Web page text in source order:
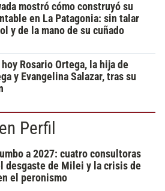
mostró cómo construyó su
en La Patagonia: sin talar
y de la mano de su cuñado
Rosario Ortega, la hija de
y Evangelina Salazar, tras su
Perfil
a 2027: cuatro consultoras
desgaste de Milei y la crisis de
el peronismo